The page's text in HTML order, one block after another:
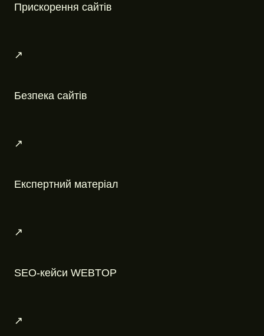
Прискорення сайтів
↗
Безпека сайтів
↗
Експертний матеріал
↗
SEO-кейси WEBTOP
↗